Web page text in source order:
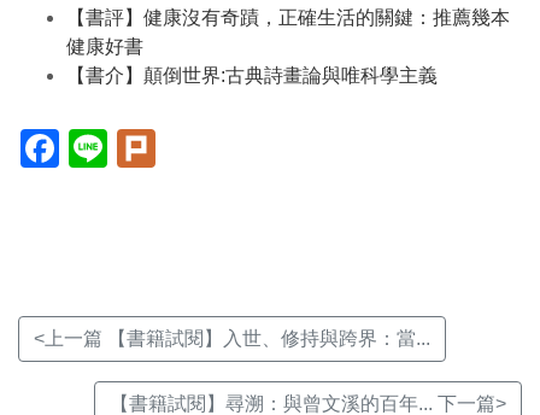
【書評】健康沒有奇蹟，正確生活的關鍵：推薦幾本
健康好書
【書介】顛倒世界:古典詩畫論與唯科學主義
Facebook(另
開
Line(另
開
<上一篇 【書籍試閱】入世、修持與跨界：當...
【書籍試閱】尋溯：與曾文溪的百年... 下一篇>